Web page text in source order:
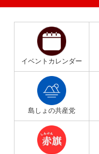
イベントカレンダー
島しょの共産党